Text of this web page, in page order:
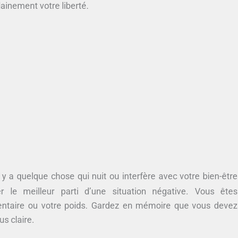
votre liberté.
a quelque chose qui nuit ou interfère avec votre bien-être
le meilleur parti d’une situation négative. Vous êtes
ou votre poids. Gardez en mémoire que vous devez
claire.